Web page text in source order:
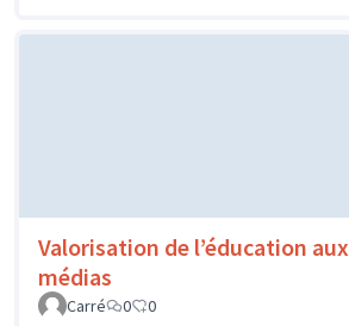
Valorisation de l’éducation aux
médias
Carré
0 0